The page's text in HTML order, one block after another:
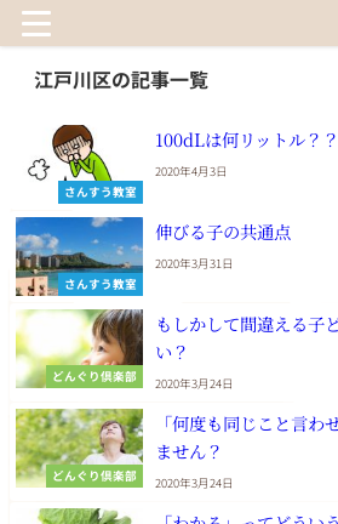
江戸川区の記事一覧
さんすう教室
100dLは何リットル？
2020年4月3日
さんすう教室
伸びる子の共通点
2020年3月31日
どんぐり倶楽部
もしかして間違える子
い？
2020年3月24日
どんぐり倶楽部
「何度も同じこと言わ
ません？
2020年3月24日